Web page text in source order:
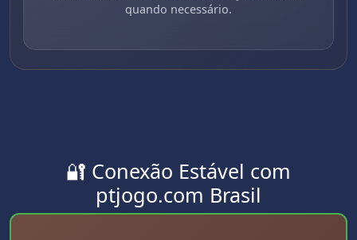
quando necessário.
🔐 Conexão Estável com
ptjogo.com Brasil